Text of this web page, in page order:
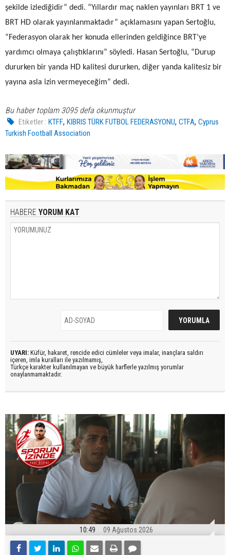
şekilde izlediğidir” dedi. “Yıllardır maç naklen yayınları BRT 1 ve
BRT HD olarak yayınlanmaktadır” açıklamasını yapan Sertoğlu,
“Federasyon olarak her konuda ellerinden geldiğince BRT’ye
yardımcı olmaya çalıştıklarını” söyledi. Hasan Sertoğlu, “Durup
dururken bir yanda HD kalitesi dururken, diğer yanda kalitesiz bir
yayına asla izin vermeyeceğim” dedi.
Bu haber toplam 3095 defa okunmuştur
Etiketler : KTFF,KIBRIS TÜRK FUTBOL FEDERASYONU,CTFA,Cyprus
Turkish Football Association
HABERE YORUM KAT
UYARI: Küfür, hakaret, rencide edici cümleler veya imalar, inançlara saldırı
içeren, imla kuralları ile yazılmamış,
Türkçe karakter kullanılmayan ve büyük harflerle yazılmış yorumlar
onaylanmamaktadır.
10:49 09 Ağustos 2026